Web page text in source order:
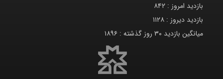
بازدید امروز : ۸۴۲
بازدید دیروز : ۱۱۲۸
میانگین بازدید ۳۰ روز گذشته :
۱۸۹۶